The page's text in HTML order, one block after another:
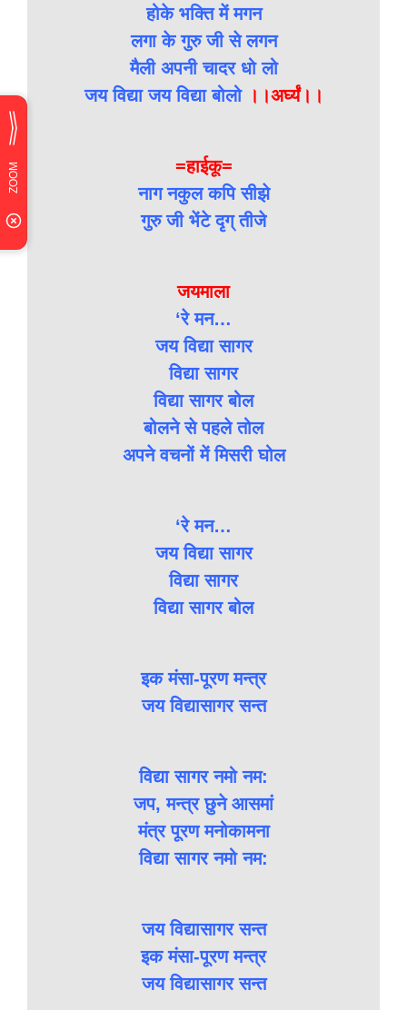
होके भक्ति में मगन
लगा के गुरु जी से लगन
मैली अपनी चादर धो लो
जय विद्या जय विद्या बोलो ।।अर्घ्यं।।
=हाईकू=
नाग नकुल कपि सीझे
गुरु जी भेंटे दृग् तीजे
जयमाला
‘रे मन…
जय विद्या सागर
विद्या सागर
विद्या सागर बोल
बोलने से पहले तोल
अपने वचनों में मिसरी घोल
‘रे मन…
जय विद्या सागर
विद्या सागर
विद्या सागर बोल
इक मंसा-पूरण मन्त्र
जय विद्यासागर सन्त
विद्या सागर नमो नम:
जप, मन्त्र छुने आसमां
मंत्र पूरण मनोकामना
विद्या सागर नमो नम:
जय विद्यासागर सन्त
इक मंसा-पूरण मन्त्र
जय विद्यासागर सन्त